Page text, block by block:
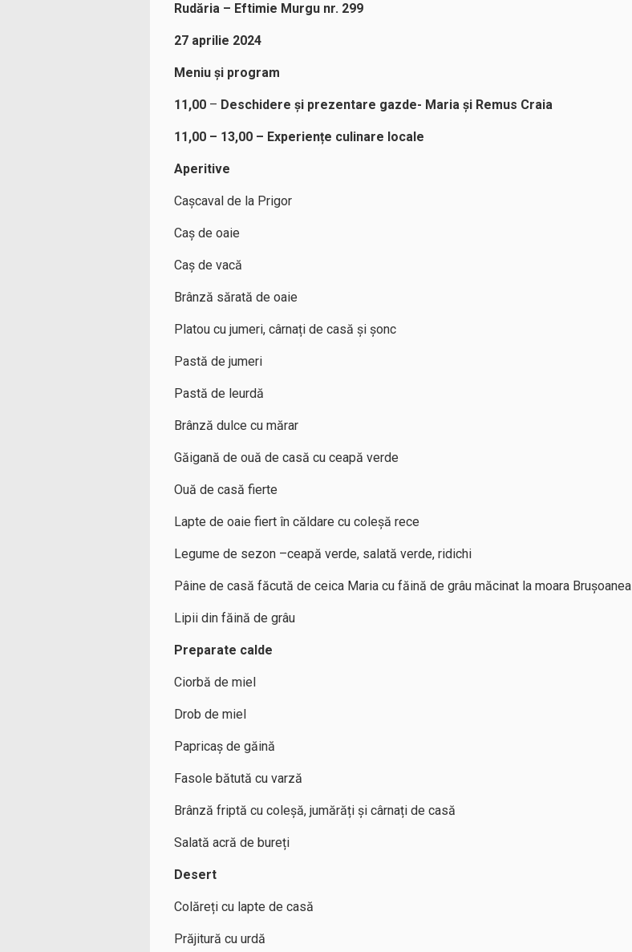
Rudăria – Eftimie Murgu nr. 299
27 aprilie 2024
Meniu și program
11,00 – Deschidere și prezentare gazde- Maria și Remus Craia
11,00 – 13,00 – Experiențe culinare locale
Aperitive
Cașcaval de la Prigor
Caș de oaie
Caș de vacă
Brânză sărată de oaie
Platou cu jumeri, cârnați de casă și șonc
Pastă de jumeri
Pastă de leurdă
Brânză dulce cu mărar
Găigană de ouă de casă cu ceapă verde
Ouă de casă fierte
Lapte de oaie fiert în căldare cu coleșă rece
Legume de sezon –ceapă verde, salată verde, ridichi
Pâine de casă făcută de ceica Maria cu făină de grâu măcinat la moara Brușoanea
Lipii din făină de grâu
Preparate calde
Ciorbă de miel
Drob de miel
Papricaș de găină
Fasole bătută cu varză
Brânză friptă cu coleșă, jumărăți și cârnați de casă
Salată acră de bureți
Desert
Colăreți cu lapte de casă
Prăjitură cu urdă